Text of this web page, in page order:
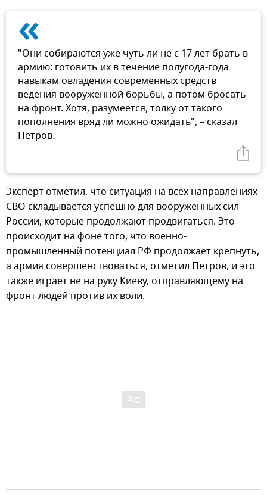
«
"Они собираются уже чуть ли не с 17 лет брать в
армию: готовить их в течение полугода-года
навыкам овладения современных средств
ведения вооруженной борьбы, а потом бросать
на фронт. Хотя, разумеется, толку от такого
пополнения вряд ли можно ожидать", – сказал
Петров.
Эксперт отметил, что ситуация на всех направлениях
СВО складывается успешно для вооруженных сил
России, которые продолжают продвигаться. Это
происходит на фоне того, что военно-
промышленный потенциал РФ продолжает крепнуть,
а армия совершенствоваться, отметил Петров, и это
также играет не на руку Киеву, отправляющему на
фронт людей против их воли.